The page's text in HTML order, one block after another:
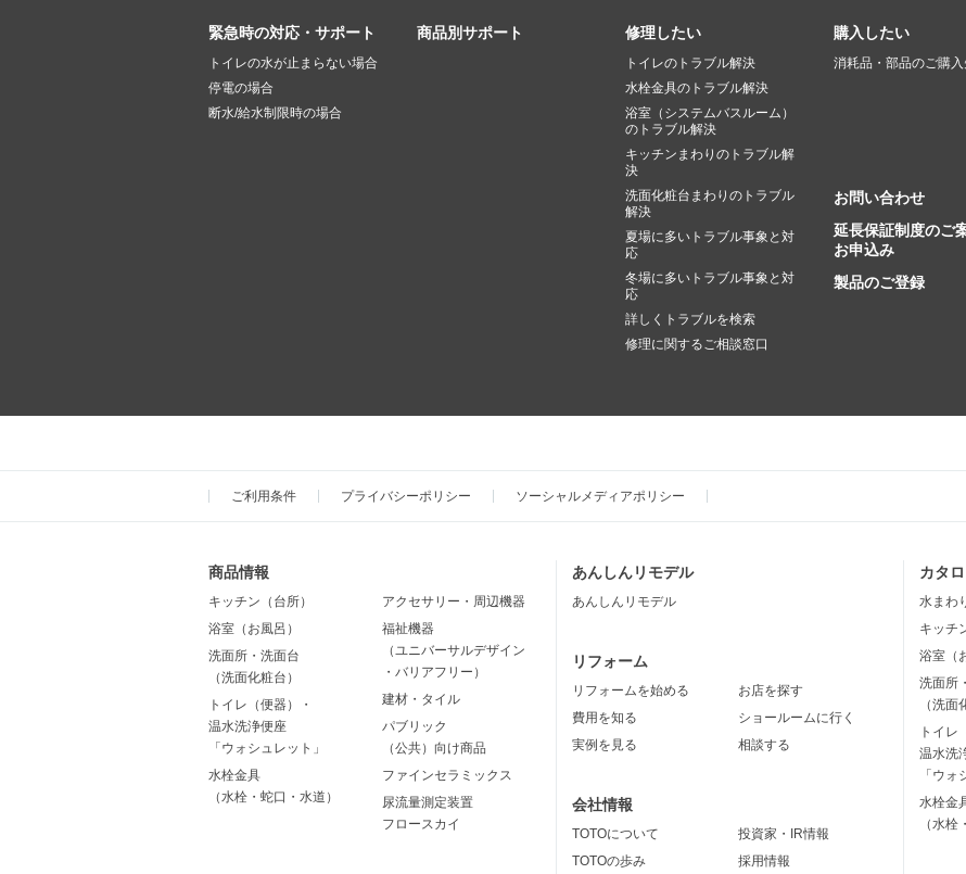
緊急時の対応・サポート
トイレの水が止まらない場合
停電の場合
断水/給水制限時の場合
商品別サポート 修理したい
トイレのトラブル解決
水栓金具のトラブル解決
浴室（システムバスルーム）
のトラブル解決
キッチンまわりのトラブル解
決
洗面化粧台まわりのトラブル
解決
夏場に多いトラブル事象と対
応
冬場に多いトラブル事象と対
応
詳しくトラブルを検索
修理に関するご相談窓口
購入したい
消耗品・部品のご購
お問い合わせ
延長保証制度のご
お申込み
製品のご登録
ご利用条件 プライバシーポリシー ソーシャルメディアポリシー
商品情報
キッチン（台所）
浴室（お風呂）
洗面所・洗面台
（洗面化粧台）
トイレ（便器）・
温水洗浄便座
「ウォシュレット」
水栓金具
（水栓・蛇口・水道）
アクセサリー・周辺機器
福祉機器
（ユニバーサルデザイン
・バリアフリー）
建材・タイル
パブリック
（公共）向け商品
ファインセラミックス
尿流量測定装置
フロースカイ
あんしんリモデル
あんしんリモデル
リフォーム
リフォームを始める
費用を知る
実例を見る
お店を探す
ショールームに行く
相談する
会社情報
TOTOについて
TOTOの歩み
投資家・IR情報
採用情報
カタ
水まわ
キッチ
浴室（
洗面所
（洗面
トイレ
温水洗
「ウォ
水栓金
（水栓